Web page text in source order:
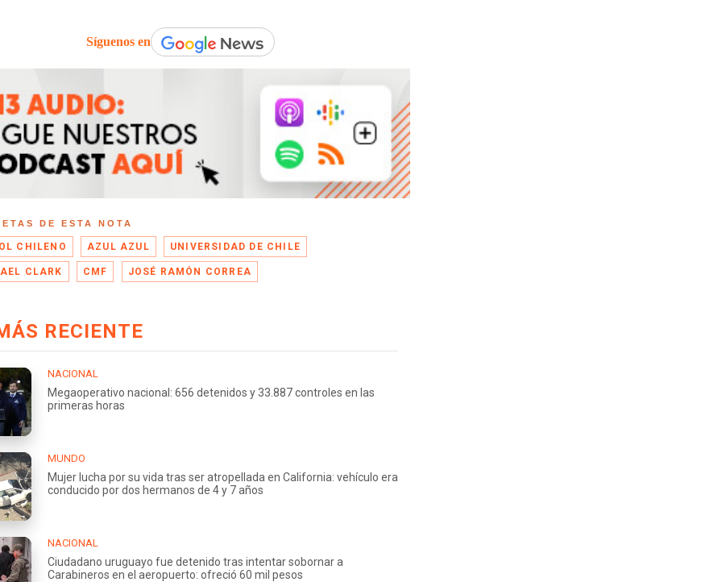
Síguenos en
DE ESTA NOTA
CHILENO AZUL AZUL UNIVERSIDAD DE CHILE
CLARK CMF JOSÉ RAMÓN CORREA
RECIENTE
NACIONAL
Megaoperativo nacional: 656 detenidos y 33.887 controles en las
primeras horas
MUNDO
Mujer lucha por su vida tras ser atropellada en California: vehículo era
conducido por dos hermanos de 4 y 7 años
NACIONAL
Ciudadano uruguayo fue detenido tras intentar sobornar a
Carabineros en el aeropuerto: ofreció 60 mil pesos